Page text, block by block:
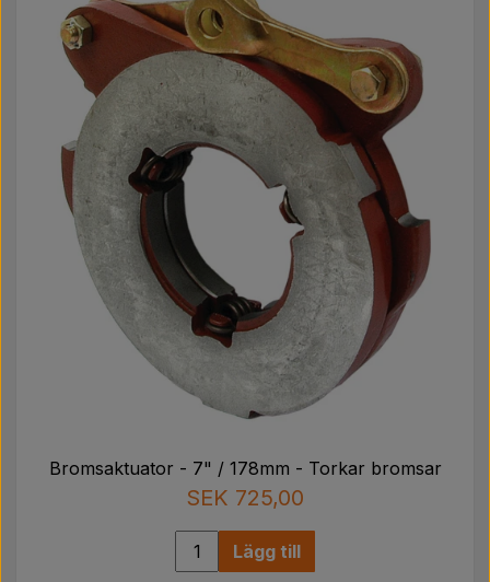
Bromsaktuator - 7" / 178mm - Torkar bromsar
SEK 725,00
Lägg till